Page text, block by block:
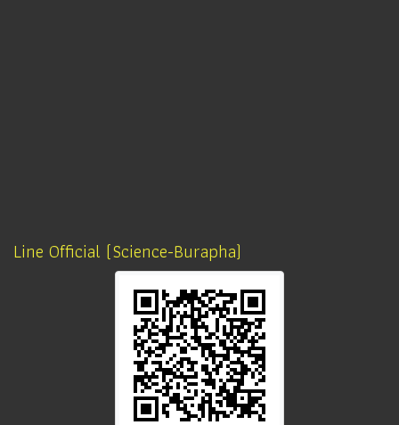
Line Official (Science-Burapha)